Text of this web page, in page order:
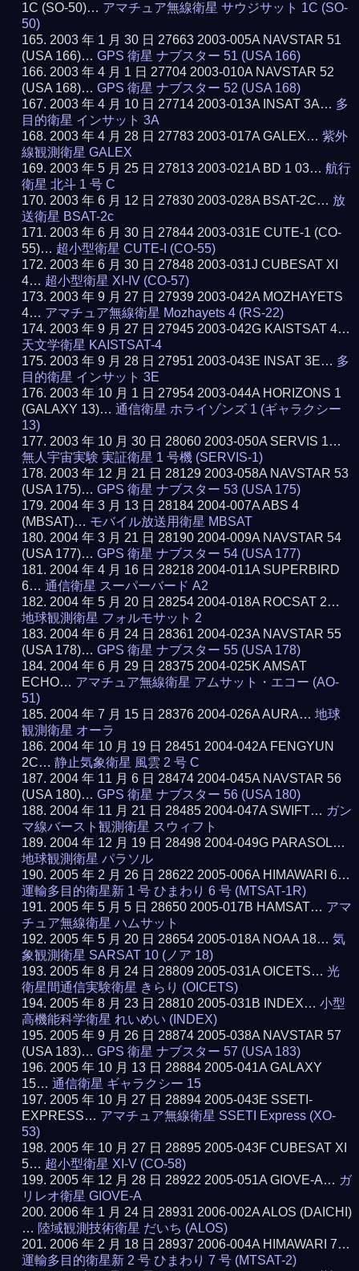
1C (SO-50)… アマチュア無線衛星 サウジサット 1C (SO-
50)
2003 年 1 月 30 日 27663 2003-005A NAVSTAR 51
(USA 166)…GPS 衛星 ナブスター 51 (USA 166)
2003 年 4 月 1 日 27704 2003-010A NAVSTAR 52
(USA 168)…GPS 衛星 ナブスター 52 (USA 168)
2003 年 4 月 10 日 27714 2003-013A INSAT 3A… 多
目的衛星 インサット 3A
2003 年 4 月 28 日 27783 2003-017A GALEX…紫外
線観測衛星 GALEX
2003 年 5 月 25 日 27813 2003-021A BD 1 03…航行
衛星 北斗 1 号 C
2003 年 6 月 12 日 27830 2003-028A BSAT-2C… 放
送衛星 BSAT-2c
2003 年 6 月 30 日 27844 2003-031E CUTE-1 (CO-
55)… 超小型衛星 CUTE-I (CO-55)
2003 年 6 月 30 日 27848 2003-031J CUBESAT XI
4… 超小型衛星 XI-IV (CO-57)
2003 年 9 月 27 日 27939 2003-042A MOZHAYETS
4… アマチュア無線衛星 Mozhayets 4 (RS-22)
2003 年 9 月 27 日 27945 2003-042G KAISTSAT 4…
天文学衛星 KAISTSAT-4
2003 年 9 月 28 日 27951 2003-043E INSAT 3E… 多
目的衛星 インサット 3E
2003 年 10 月 1 日 27954 2003-044A HORIZONS 1
(GALAXY 13)…通信衛星 ホライゾンズ 1 (ギャラクシー
13)
2003 年 10 月 30 日 28060 2003-050A SERVIS 1…
無人宇宙実験 実証衛星 1 号機 (SERVIS-1)
2003 年 12 月 21 日 28129 2003-058A NAVSTAR 53
(USA 175)…GPS 衛星 ナブスター 53 (USA 175)
2004 年 3 月 13 日 28184 2004-007A ABS 4
(MBSAT)… モバイル放送用衛星 MBSAT
2004 年 3 月 21 日 28190 2004-009A NAVSTAR 54
(USA 177)…GPS 衛星 ナブスター 54 (USA 177)
2004 年 4 月 16 日 28218 2004-011A SUPERBIRD
6…通信衛星 スーパーバード A2
2004 年 5 月 20 日 28254 2004-018A ROCSAT 2…
地球観測衛星 フォルモサット 2
2004 年 6 月 24 日 28361 2004-023A NAVSTAR 55
(USA 178)…GPS 衛星 ナブスター 55 (USA 178)
2004 年 6 月 29 日 28375 2004-025K AMSAT
ECHO… アマチュア無線衛星 アムサット・エコー (AO-
51)
2004 年 7 月 15 日 28376 2004-026A AURA…地球
観測衛星 オーラ
2004 年 10 月 19 日 28451 2004-042A FENGYUN
2C…静止気象衛星 風雲 2 号 C
2004 年 11 月 6 日 28474 2004-045A NAVSTAR 56
(USA 180)…GPS 衛星 ナブスター 56 (USA 180)
2004 年 11 月 21 日 28485 2004-047A SWIFT… ガン
マ線バースト観測衛星 スウィフト
2004 年 12 月 19 日 28498 2004-049G PARASOL…
地球観測衛星 パラソル
2005 年 2 月 26 日 28622 2005-006A HIMAWARI 6…
運輸多目的衛星新 1 号 ひまわり 6 号 (MTSAT-1R)
2005 年 5 月 5 日 28650 2005-017B HAMSAT… アマ
チュア無線衛星 ハムサット
2005 年 5 月 20 日 28654 2005-018A NOAA 18…気
象観測衛星 SARSAT 10 (ノア 18)
2005 年 8 月 24 日 28809 2005-031A OICETS…光
衛星間通信実験衛星 きらり (OICETS)
2005 年 8 月 23 日 28810 2005-031B INDEX…小型
高機能科学衛星 れいめい (INDEX)
2005 年 9 月 26 日 28874 2005-038A NAVSTAR 57
(USA 183)…GPS 衛星 ナブスター 57 (USA 183)
2005 年 10 月 13 日 28884 2005-041A GALAXY
15…通信衛星 ギャラクシー 15
2005 年 10 月 27 日 28894 2005-043E SSETI-
EXPRESS… アマチュア無線衛星 SSETI Express (XO-
53)
2005 年 10 月 27 日 28895 2005-043F CUBESAT XI
5… 超小型衛星 XI-V (CO-58)
2005 年 12 月 28 日 28922 2005-051A GIOVE-A… ガ
リレオ衛星 GIOVE-A
2006 年 1 月 24 日 28931 2006-002A ALOS (DAICHI)
… 陸域観測技術衛星 だいち (ALOS)
2006 年 2 月 18 日 28937 2006-004A HIMAWARI 7…
運輸多目的衛星新 2 号 ひまわり 7 号 (MTSAT-2)